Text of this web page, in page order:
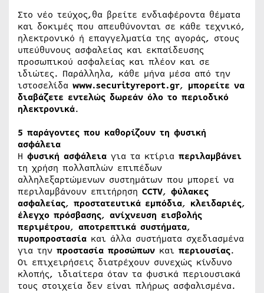
Στο νέο τεύχος,θα βρείτε ενδιαφέροντα θέματα
και δοκιμές που απευθύνονται σε κάθε τεχνικό,
ηλεκτρονικό ή επαγγελματία της αγοράς, στους
υπεύθυνους ασφαλείας και εκπαίδευσης
προσωπικού ασφαλείας και πλέον και σε
ιδιώτες. Παράλληλα, κάθε μήνα μέσα από την
ιστοσελίδα www.securityreport.gr, μπορείτε να
διαβάζετε εντελώς δωρεάν όλο το περιοδικό
ηλεκτρονικά.
5 παράγοντες που καθορίζουν τη φυσική
ασφάλεια
Η φυσική ασφάλεια για τα κτίρια περιλαμβάνει
τη χρήση πολλαπλών επιπέδων
αλληλεξαρτώμενων συστημάτων που μπορεί να
περιλαμβάνουν επιτήρηση CCTV, φύλακες
ασφαλείας, προστατευτικά εμπόδια, κλειδαριές,
έλεγχο πρόσβασης, ανίχνευση εισβολής
περιμέτρου, αποτρεπτικά συστήματα,
πυροπροστασία και άλλα συστήματα σχεδιασμένα
για την προστασία προσώπων και περιουσίας.
Οι επιχειρήσεις διατρέχουν συνεχώς κίνδυνο
κλοπής, ιδιαίτερα όταν τα φυσικά περιουσιακά
τους στοιχεία δεν είναι πλήρως ασφαλισμένα.